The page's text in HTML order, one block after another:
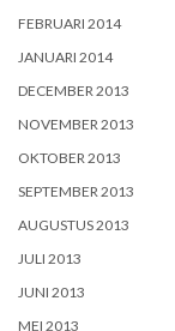
FEBRUARI 2014
JANUARI 2014
DECEMBER 2013
NOVEMBER 2013
OKTOBER 2013
SEPTEMBER 2013
AUGUSTUS 2013
JULI 2013
JUNI 2013
MEI 2013